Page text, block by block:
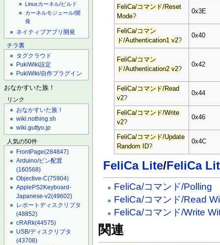
Linuxカーネル/ビルド
カーネルモジュール/開
発
ネイティブアプリ開発
チラ裏
タグクラウド
PukiWiki設定
PukiWiki/自作プラグイン
おなかすいた族！
リンク
おなかすいた族！
wiki.nothing.sh
wiki.guttyo.jp
人気の50件
FrontPage(284847)
Arduino/ピン配置
(160568)
Objective-C(75904)
ApplePS2Keyboard-
Japanese-v2(49602)
レポートディスクリプタ
(48852)
cRARk(44575)
USB/ディスクリプタ
(43708)
FeliCa/コマンド/Reset
Mode?
0x3E
FeliCa/コマン
ド/Authentication1 v2?
0x40
FeliCa/コマン
ド/Authentication2 v2?
0x42
FeliCa/コマンド/Read
v2?
0x44
FeliCa/コマンド/Write
v2?
0x46
FeliCa/コマンド/Update
Random ID?
0x4C
FeliCa Lite/FeliCa
FeliCa/コマンド/Polling
FeliCa/コマンド/Read
FeliCa/コマンド/Write
関連